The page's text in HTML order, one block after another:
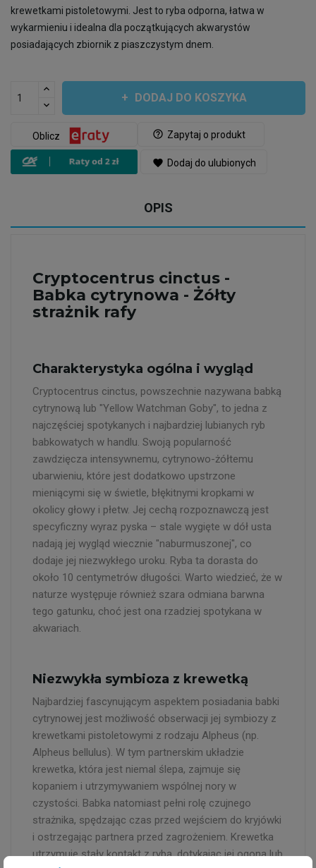
krewetkami pistoletowymi. Jest to ryba odporna, łatwa w
wykarmieniu i idealna dla początkujących akwarystów
posiadających zbiornik z piaszczystym dnem.
DODAJ DO KOSZYKA
help_outline Zapytaj o produkt
Oblicz
favorite Dodaj do ulubionych
OPIS
Cryptocentrus cinctus -
Babka cytrynowa - Żółty
strażnik rafy
Charakterystyka ogólna i wygląd
Cryptocentrus cinctus, powszechnie nazywana babką
cytrynową lub "Yellow Watchman Goby", to jedna z
najczęściej spotykanych i najbardziej lubianych ryb
babkowatych w handlu. Swoją popularność
zawdzięcza intensywnemu, cytrynowo-żółtemu
ubarwieniu, które jest dodatkowo upstrzone
mieniącymi się w świetle, błękitnymi kropkami w
okolicy głowy i płetw. Jej cechą rozpoznawczą jest
specyficzny wyraz pyska – stale wygięte w dół usta
nadają jej wygląd wiecznie "naburmuszonej", co
dodaje jej niezwykłego uroku. Ryba ta dorasta do
około 10 centymetrów długości. Warto wiedzieć, że w
naturze występuje również szara odmiana barwna
tego gatunku, choć jest ona rzadziej spotykana w
akwariach.
Niezwykła symbioza z krewetką
Najbardziej fascynującym aspektem posiadania babki
cytrynowej jest możliwość obserwacji jej symbiozy z
krewetkami pistoletowymi z rodzaju Alpheus (np.
Alpheus bellulus). W tym partnerskim układzie
krewetka, która jest niemal ślepa, zajmuje się
kopaniem i utrzymywaniem wspólnej nory w
czystości. Babka natomiast pełni rolę czujnego
strażnika, spędzając czas przed wejściem do kryjówki
i ostrzegając partnera przed zagrożeniem. Krewetka
utrzymuje stały kontakt z rybą, dotykając jej ogona lub